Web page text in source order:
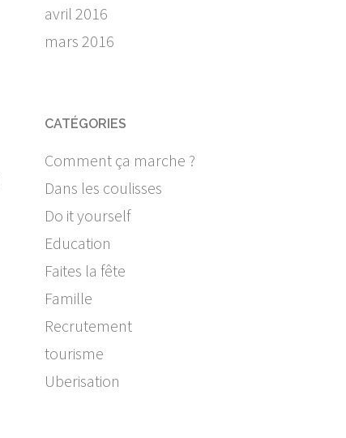
avril 2016
mars 2016
CATÉGORIES
Comment ça marche ?
Dans les coulisses
Do it yourself
Education
Faites la fête
Famille
Recrutement
tourisme
Uberisation